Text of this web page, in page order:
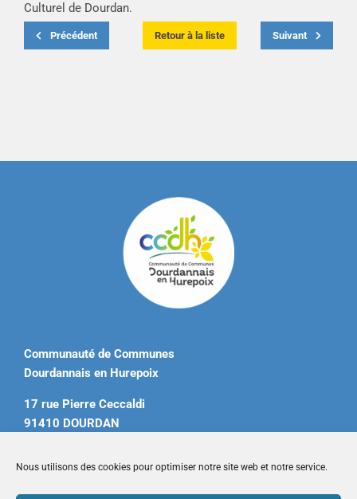
Nous utilisons des cookies pour optimiser notre site web et notre service.
Culturel de Dourdan.
Précédent Retour à la liste Suivant
Communauté de Communes
Dourdannais en Hurepoix
17 rue Pierre Ceccaldi
91410 DOURDAN
contact@ccdourdannais.com